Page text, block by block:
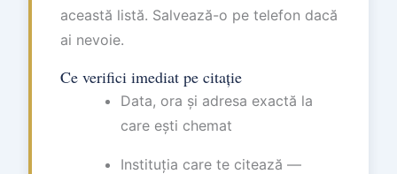
această listă. Salvează-o pe telefon dacă
ai nevoie.
Ce verifici imediat pe citație
Data, ora și adresa exactă la
care ești chemat
Instituția care te citează —